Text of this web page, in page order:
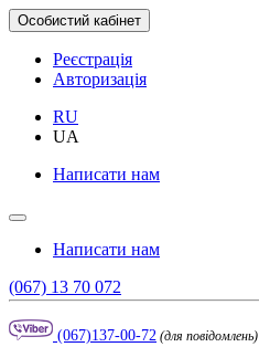
Особистий кабінет
Реєстрація
Авторизація
RU
UA
Написати нам
Написати нам
(067) 13 70 072
(067)137-00-72 (для повідомлень)